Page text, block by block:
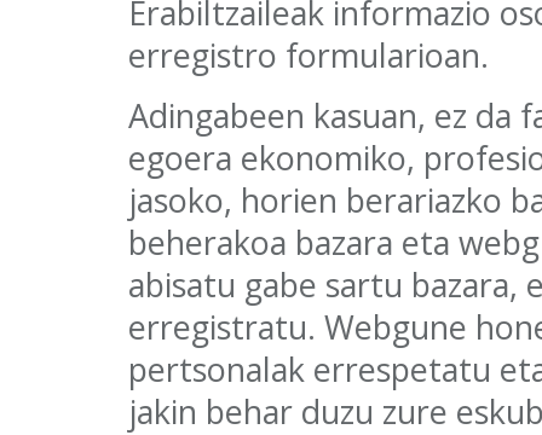
Erabiltzaileak informazio
erregistro formularioan.
Adingabeen kasuan, ez da
egoera ekonomiko,
jasoko, horien berariazko
beherakoa bazara eta
abisatu gabe sartu bazara,
erregistratu. Webgune
pertsonalak errespetatu
jakin behar duzu zure